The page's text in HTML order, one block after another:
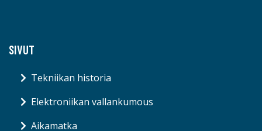
SIVUT
Tekniikan historia
Elektroniikan vallankumous
Aikamatka